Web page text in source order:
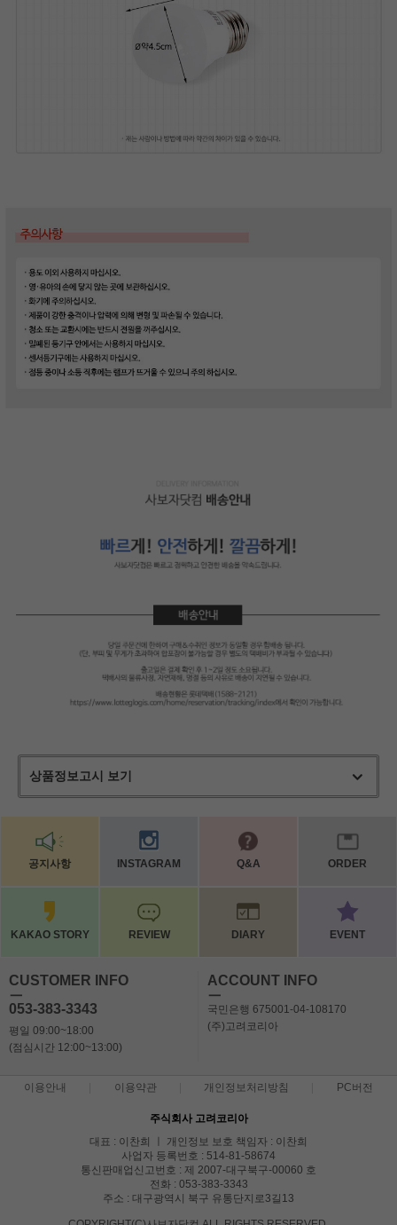
상품정보고시 보기
공지사항 INSTAGRAM Q&A ORDER
KAKAO STORY REVIEW DIARY EVENT
CUSTOMER INFO
ㅡ
053-383-3343
평일 09:00~18:00
(점심시간 12:00~13:00)
ACCOUNT INFO
ㅡ
국민은행 675001-04-108170
(주)고려코리아
이용안내 이용약관 개인정보처리방침 PC버전
주식회사 고려코리아
대표 : 이찬희 ㅣ 개인정보 보호 책임자 : 이찬희
사업자 등록번호 : 514-81-58674
통신판매업신고번호 : 제 2007-대구북구-00060 호
전화 : 053-383-3343
주소 : 대구광역시 북구 유통단지로3길13